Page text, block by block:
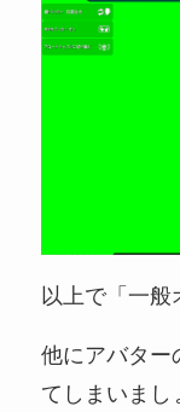
以上で「一般
他にアバター
てしまいまし